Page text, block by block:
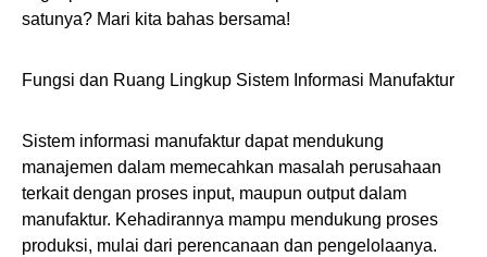
satunya? Mari kita bahas bersama!
Fungsi dan Ruang Lingkup Sistem Informasi Manufaktur
Sistem informasi manufaktur dapat mendukung
manajemen dalam memecahkan masalah perusahaan
terkait dengan proses input, maupun output dalam
manufaktur. Kehadirannya mampu mendukung proses
produksi, mulai dari perencanaan dan pengelolaanya.